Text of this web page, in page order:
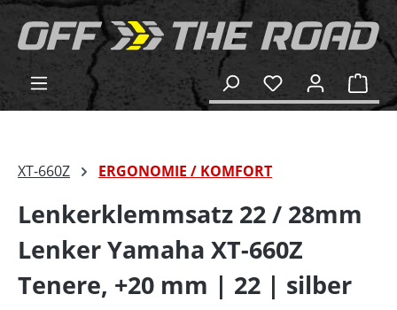
springen
XT-660Z ERGONOMIE / KOMFORT
Lenkerklemmsatz 22 / 28mm
Lenker Yamaha XT-660Z
Tenere, +20 mm | 22 | silber